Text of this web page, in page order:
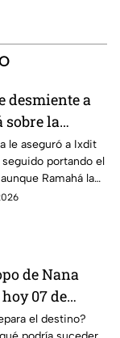
desmiente a
sobre la
del Pin
integrante
en
24/7
le aseguró a Ixdit
seguido portando el
Ramahá la
al balcón
de Nana
07 de
signos
el destino?